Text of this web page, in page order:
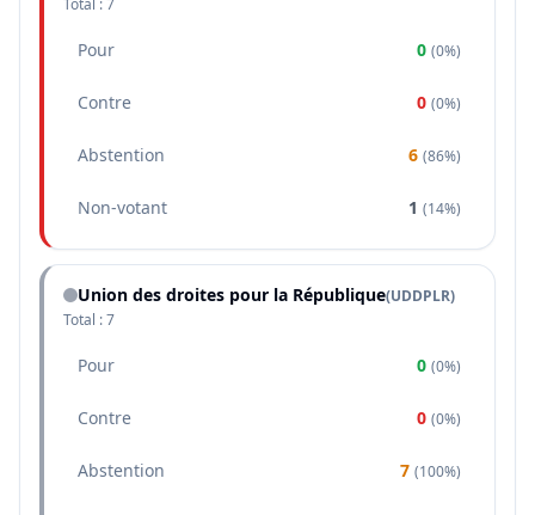
Total :7
Pour 0 (0%)
Contre 0 (0%)
Abstention 6 (86%)
Non-votant 1 (14%)
Union des droites pour la République(UDDPLR)
Total :7
Pour 0 (0%)
Contre 0 (0%)
Abstention 7 (100%)